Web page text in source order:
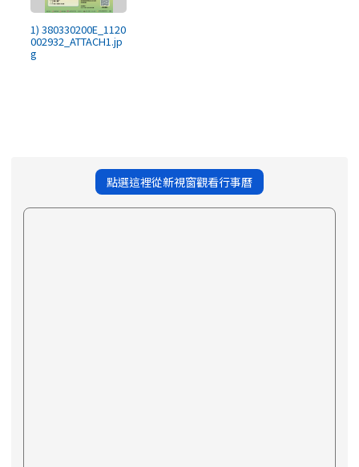
1) 380330200E_1120
002932_ATTACH1.jp
g
點選這裡從新視窗觀看行事曆